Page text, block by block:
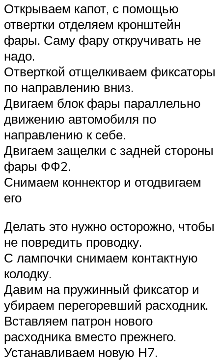
Открываем капот, с помощью
отвертки отделяем кронштейн
фары. Саму фару откручивать не
надо.
Отверткой отщелкиваем фиксаторы
по направлению вниз.
Двигаем блок фары параллельно
движению автомобиля по
направлению к себе.
Двигаем защелки с задней стороны
фары ФФ2.
Снимаем коннектор и отодвигаем
его
Делать это нужно осторожно, чтобы
не повредить проводку.
С лампочки снимаем контактную
колодку.
Давим на пружинный фиксатор и
убираем перегоревший расходник.
Вставляем патрон нового
расходника вместо прежнего.
Устанавливаем новую Н7.